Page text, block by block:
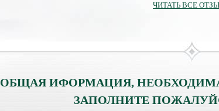
ЧИТАТЬ ВСЕ
ОБЩАЯ ИФОРМАЦИЯ,
ЗАПОЛНИТЕ